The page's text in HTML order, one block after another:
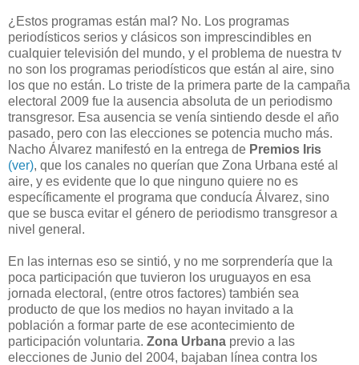
¿Estos programas están mal? No. Los programas
periodísticos serios y clásicos son imprescindibles en
cualquier televisión del mundo, y el problema de nuestra tv
no son los programas periodísticos que están al aire, sino
los que no están. Lo triste de la primera parte de la campaña
electoral 2009 fue la ausencia absoluta de un periodismo
transgresor. Esa ausencia se venía sintiendo desde el año
pasado, pero con las elecciones se potencia mucho más.
Nacho Álvarez manifestó en la entrega de Premios Iris
(ver), que los canales no querían que Zona Urbana esté al
aire, y es evidente que lo que ninguno quiere no es
específicamente el programa que conducía Álvarez, sino
que se busca evitar el género de periodismo transgresor a
nivel general.
En las internas eso se sintió, y no me sorprendería que la
poca participación que tuvieron los uruguayos en esa
jornada electoral, (entre otros factores) también sea
producto de que los medios no hayan invitado a la
población a formar parte de ese acontecimiento de
participación voluntaria. Zona Urbana previo a las
elecciones de Junio del 2004, bajaban línea contra los